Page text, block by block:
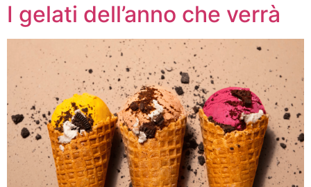
I gelati dell’anno che verrà